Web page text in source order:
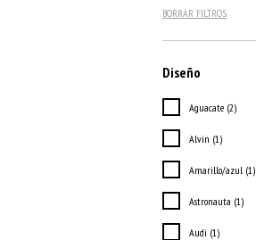
BORRAR FILTROS
Diseño
Aguacate (2)
Alvin (1)
Amarillo/azul (1)
Astronauta (1)
Audi (1)